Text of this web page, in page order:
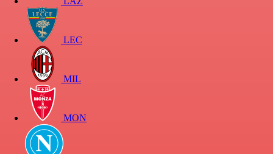
LEC
MIL
MON